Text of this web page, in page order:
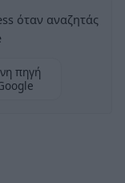
όταν αναζητάς
πηγή